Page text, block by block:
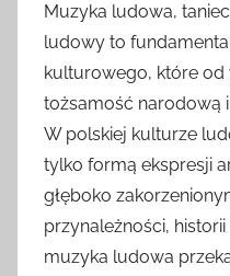
Muzyka ludowa,
ludowy to
kulturowego, które od
tożsamość narodową
W polskiej kulturze
tylko formą ekspresji
głęboko
przynależności,
muzyka ludowa